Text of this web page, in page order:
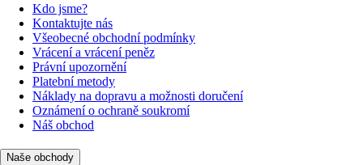
Kdo jsme?
Kontaktujte nás
Všeobecné obchodní podmínky
Vrácení a vrácení peněz
Právní upozornění
Platební metody
Náklady na dopravu a možnosti doručení
Oznámení o ochraně soukromí
Náš obchod
Naše obchody